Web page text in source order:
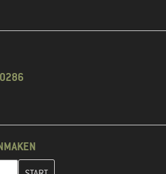
en maak in de volgende stap je